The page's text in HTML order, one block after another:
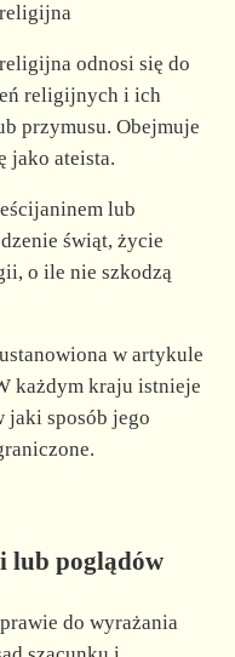
odnosi się do
religijnych i ich
przymusu. Obejmuje
jako ateista.
lub
świąt, życie
o ile nie szkodzą
w artykule
każdym kraju istnieje
jaki sposób jego
lub poglądów
do wyrażania